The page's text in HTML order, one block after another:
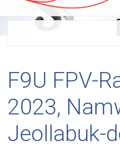
F9U FPV-
2023,
Jeollabuk-